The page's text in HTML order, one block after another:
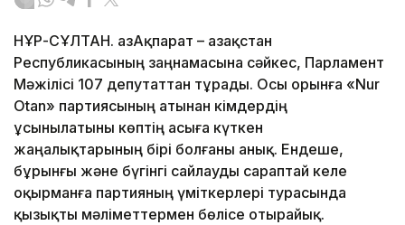
НҰР-СҰЛТАН. ҚазАқпарат – Қазақстан
Республикасының заңнамасына сәйкес, Парламент
Мәжілісі 107 депутаттан тұрады. Осы орынға «Nur
Otan» партиясының атынан кімдердің
ұсынылатыны көптің асыға күткен
жаңалықтарының бірі болғаны анық. Ендеше,
бұрынғы және бүгінгі сайлауды сараптай келе
оқырманға партияның үміткерлері турасында
қызықты мәліметтермен бөлісе отырайық.